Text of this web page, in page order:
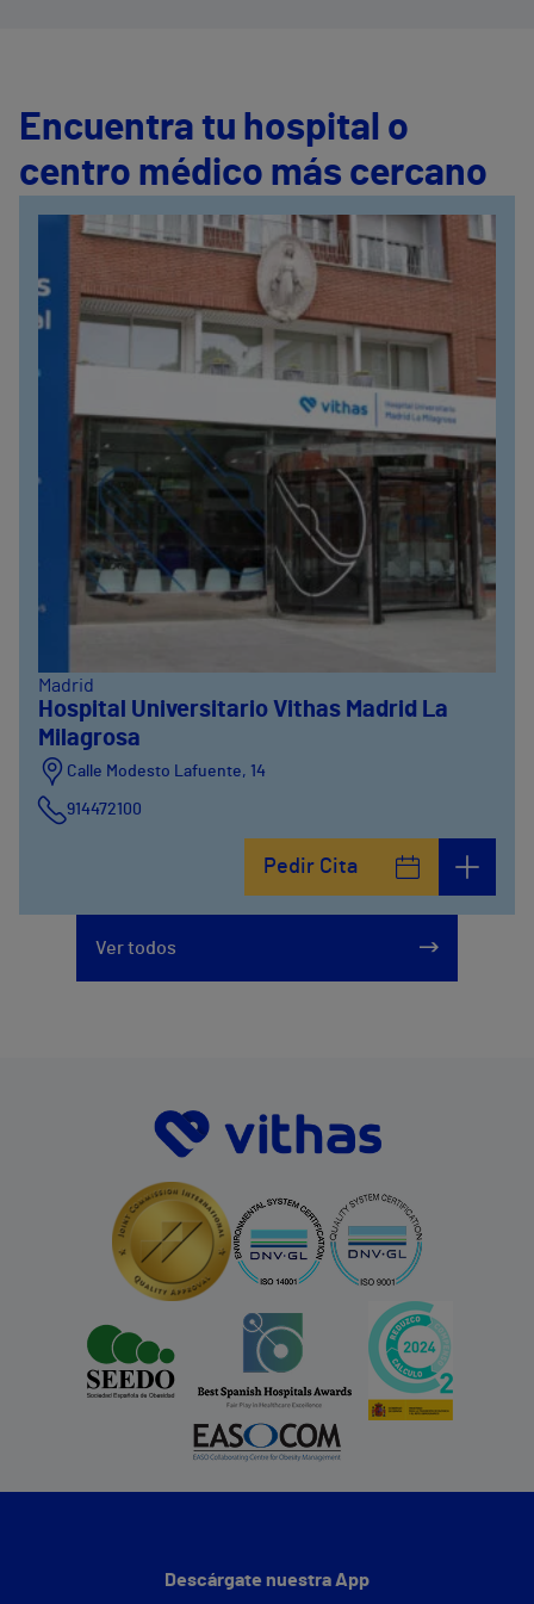
Encuentra tu hospital o
centro médico más cercano
Madrid
Hospital Universitario Vithas Madrid La
Milagrosa
Calle Modesto Lafuente, 14
914472100
Pedir Cita
Ver todos
Descárgate nuestra App